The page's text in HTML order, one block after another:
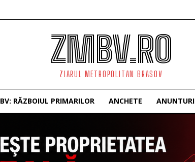
ZMBV.RO
ZIARUL METROPOLITAN BRASOV
BV: RĂZBOIUL PRIMARILOR ANCHETE ANUNTURI